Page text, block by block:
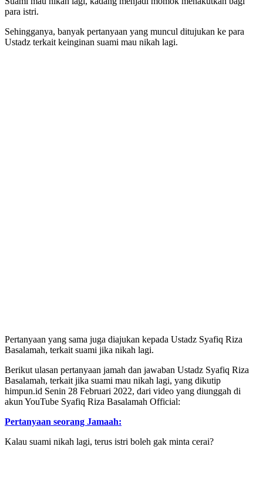
para istri.
Sehingganya, banyak pertanyaan yang muncul ditujukan ke para
Ustadz terkait keinginan suami mau nikah lagi.
Pertanyaan yang sama juga diajukan kepada Ustadz Syafiq Riza
Basalamah, terkait suami jika nikah lagi.
Berikut ulasan pertanyaan jamah dan jawaban Ustadz Syafiq Riza
Basalamah, terkait jika suami mau nikah lagi, yang dikutip
himpun.id Senin 28 Februari 2022, dari video yang diunggah di
akun YouTube Syafiq Riza Basalamah Official:
Pertanyaan seorang Jamaah:
Kalau suami nikah lagi, terus istri boleh gak minta cerai?